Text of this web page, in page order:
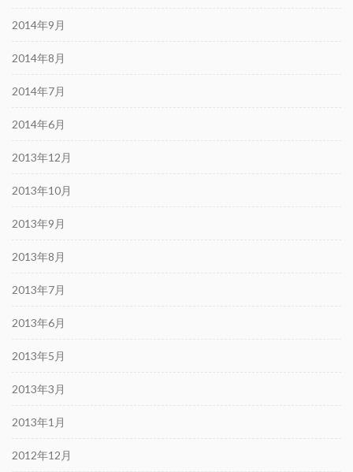
2014年9月
2014年8月
2014年7月
2014年6月
2013年12月
2013年10月
2013年9月
2013年8月
2013年7月
2013年6月
2013年5月
2013年3月
2013年1月
2012年12月